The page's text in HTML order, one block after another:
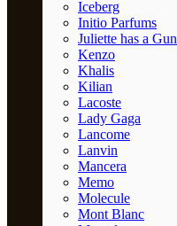
Iceberg
Initio Parfums
Juliette has a Gun
Kenzo
Khalis
Kilian
Lacoste
Lady Gaga
Lancome
Lanvin
Mancera
Memo
Molecule
Mont Blanc